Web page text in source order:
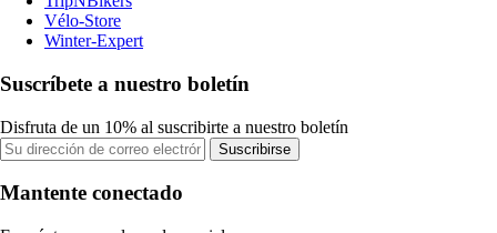
Vélo-Store
Winter-Expert
Suscríbete a nuestro boletín
Disfruta de un 10% al suscribirte a nuestro boletín
Suscribirse
Mantente conectado